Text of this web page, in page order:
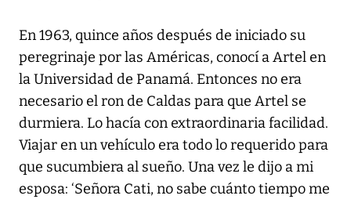
En 1963, quince años después de iniciado su
peregrinaje por las Américas, conocí a Artel en
la Universidad de Panamá. Entonces no era
necesario el ron de Caldas para que Artel se
durmiera. Lo hacía con extraordinaria facilidad.
Viajar en un vehículo era todo lo requerido para
que sucumbiera al sueño. Una vez le dijo a mi
esposa: ‘Señora Cati, no sabe cuánto tiempo me